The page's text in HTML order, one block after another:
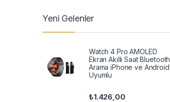
Yeni Gelenler
Watch 4 Pro AMOLED
Ekran Akıllı Saat Bluetooth
Arama iPhone ve Android
Uyumlu
₺1.426,00